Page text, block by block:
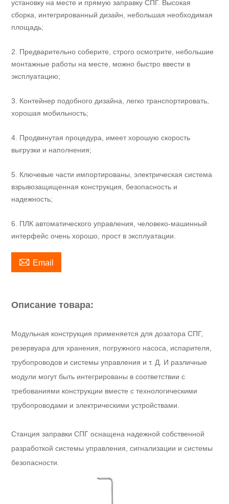
установку на месте и прямую заправку СПГ. Высокая
сборка, интегрированный дизайн, небольшая необходимая
площадь;
2. Предварительно соберите, строго осмотрите, небольшие
монтажные работы на месте, можно быстро ввести в
эксплуатацию;
3. Контейнер подобного дизайна, легко транспортировать,
хорошая мобильность;
4. Продвинутая процедура, имеет хорошую скорость
выгрузки и наполнения;
5. Ключевые части импортированы, электрическая система
взрывозащищенная конструкция, безопасность и
надежность;
6. ПЛК автоматического управления, человеко-машинный
интерфейс очень хорошо, прост в эксплуатации.
 Email
Описание товара:
Модульная конструкция применяется для дозатора СПГ,
резервуара для хранения, погружного насоса, испарителя,
трубопроводов и системы управления и т. Д. И различные
модули могут быть интегрированы в соответствии с
требованиями конструкции вместе с технологическими
трубопроводами и электрическими устройствами.
Станция заправки СПГ оснащена надежной собственной
разработкой системы управления, сигнализации и системы
безопасности.